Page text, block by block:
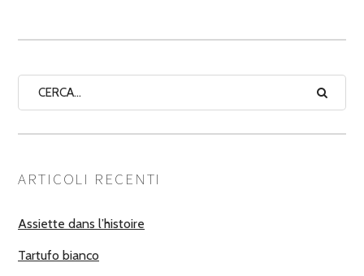
ARTICOLI RECENTI
Assiette dans l’histoire
Tartufo bianco